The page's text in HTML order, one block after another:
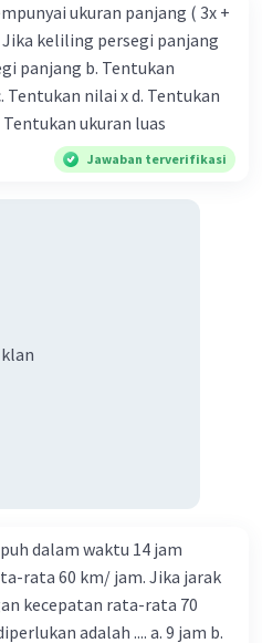
ukuran panjang ( 3x +
Jika keliling persegi panjang
panjang b. Tentukan
nilai x d. Tentukan
ukuran luas
Jawaban terverifikasi
dalam waktu 14 jam
rata 60 km/ jam. Jika jarak
kecepatan rata-rata 70
adalah .... a. 9 jam b.